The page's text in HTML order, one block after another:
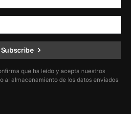
Subscribe
que ha leído y acepta nuestros
al almacenamiento de los datos enviados